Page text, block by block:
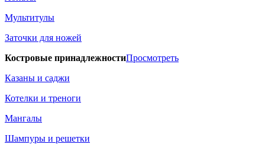
Мультитулы
Заточки для ножей
Костровые принадлежностиПросмотреть
Казаны и саджи
Котелки и треноги
Мангалы
Шампуры и решетки